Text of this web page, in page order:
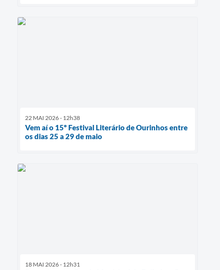
22 MAI 2026 - 12h38
Vem aí o 15º Festival Literário de Ourinhos entre
os dias 25 a 29 de maio
18 MAI 2026 - 12h31